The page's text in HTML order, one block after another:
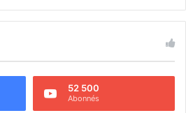
52 500
Abonnés